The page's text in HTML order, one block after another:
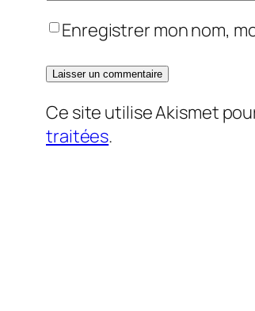
Enregistrer mon nom,
Ce site utilise Akismet
traitées.